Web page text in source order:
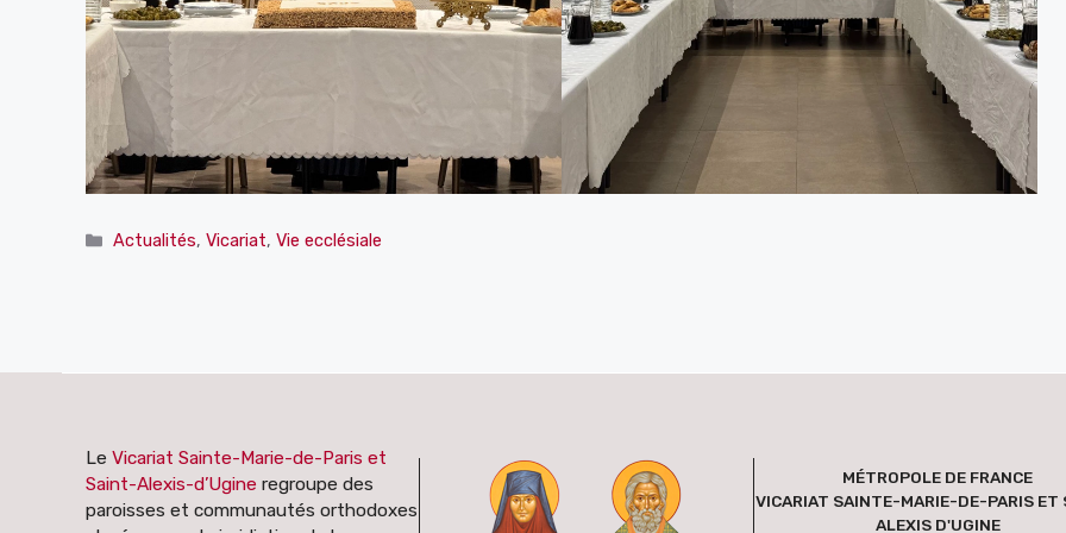
Catégories
Actualités,Vicariat,Vie ecclésiale
Le Vicariat Sainte-Marie-de-Paris et
Saint-Alexis-d’Ugine regroupe des
paroisses et communautés orthodoxes
MÉTROPOLE DE FRANCE
VICARIAT SAINTE-MARIE-DE-PARIS ET
ALEXIS D'UGINE